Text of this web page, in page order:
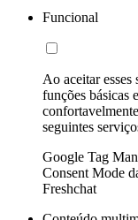
Funcional
Ao aceitar esses
funções básicas
seguintes
Google Tag
Consent Mode
Freshchat